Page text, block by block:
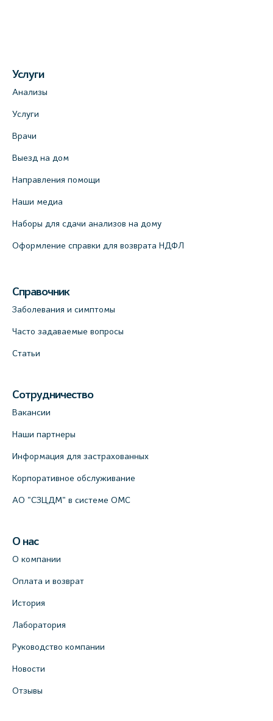
Услуги
Анализы
Услуги
Врачи
Выезд на дом
Направления помощи
Наши медиа
Наборы для сдачи анализов на дому
Оформление справки для возврата НДФЛ
Справочник
Заболевания и симптомы
Часто задаваемые вопросы
Статьи
Сотрудничество
Вакансии
Наши партнеры
Информация для застрахованных
Корпоративное обслуживание
АО "СЗЦДМ" в системе ОМС
О нас
О компании
Оплата и возврат
История
Лаборатория
Руководство компании
Новости
Отзывы